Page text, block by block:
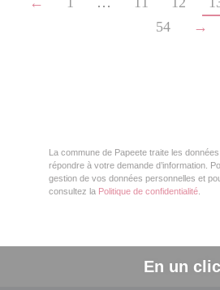
54
→
La commune de Papeete traite les
répondre à votre demande d’information.
gestion de vos données personnelles et
consultez la Politique de confidentialité
En un clic